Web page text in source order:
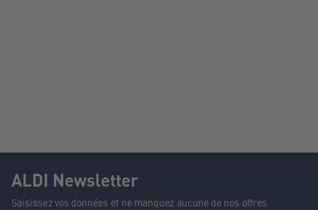
ALDI Newsletter
Saisissez vos données et ne manquez aucune de nos offres.